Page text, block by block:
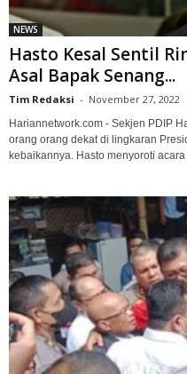
NEWS
Hasto Kesal Sentil
Asal Bapak Senang...
Tim Redaksi - November 27, 2022
Hariannetwork.com - Sekjen PDIP
orang orang dekat di lingkaran
kebaikannya. Hasto menyoroti